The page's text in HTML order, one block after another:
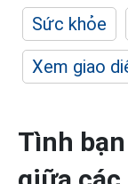
Sức khỏe
Xem giao
Tình